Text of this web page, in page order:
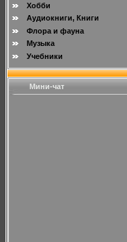
Хобби
Аудиокниги, Книги
Флора и фауна
Музыка
Учебники
Мини-чат